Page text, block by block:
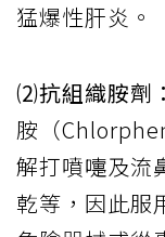
猛爆性肝炎。
⑵抗組織胺劑：
胺（
解打噴嚏及流
乾等，因此服